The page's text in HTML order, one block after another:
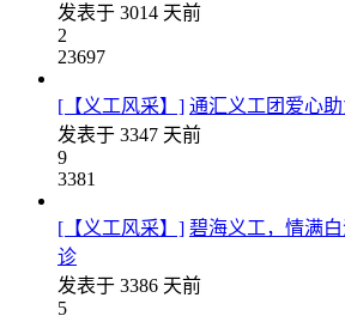
发表于 3014 天前
2
23697
[【义工风采】] 通汇义工团爱心
发表于 3347 天前
9
3381
[【义工风采】] 碧海义工，情满
诊
发表于 3386 天前
5